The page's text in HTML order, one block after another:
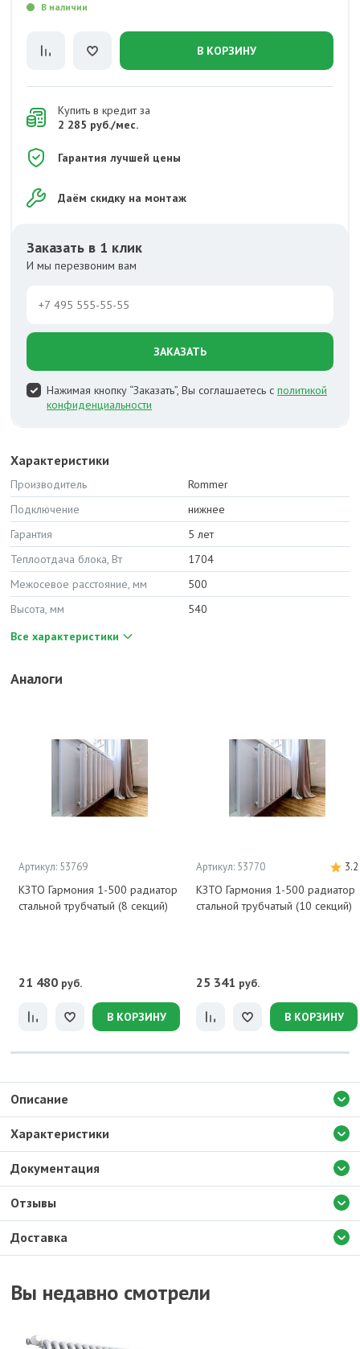
В наличии
В КОРЗИНУ
Купить в кредит за
2 285 руб./мес.
Гарантия лучшей цены
Даём скидку на монтаж
Заказать в 1 клик
И мы перезвоним вам
ЗАКАЗАТЬ
Нажимая кнопку “Заказать”, Вы соглашаетесь с политикой
конфиденциальности
Характеристики
Производитель
Rommer
Подключение
нижнее
Гарантия
5 лет
Теплоотдача блока, Вт
1704
Межосевое расстояние, мм
500
Высота, мм
540
Все характеристики
Аналоги
Артикул: 53769
КЗТО Гармония 1-500 радиатор
стальной трубчатый (8 секций)
21 480 руб.
В КОРЗИНУ
Артикул: 53770 3.2
КЗТО Гармония 1-500 радиатор
стальной трубчатый (10 секций)
25 341 руб.
В КОРЗИНУ
Доставка
Описание
Характеристики
Документация
Отзывы
Вы недавно смотрели